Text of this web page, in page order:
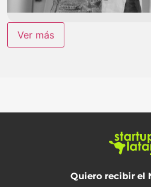
Ver más
Quiero recibir el